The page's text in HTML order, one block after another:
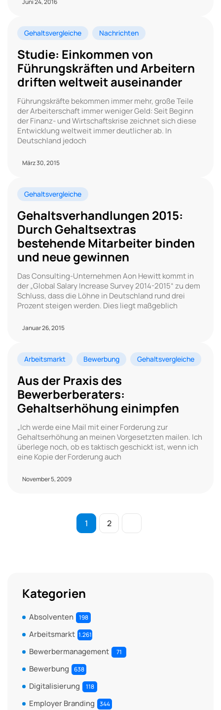
Gehaltsvergleiche Nachrichten
Studie: Einkommen von
Führungskräften und Arbeitern
driften weltweit auseinander
Führungskräfte bekommen immer mehr, große Teile
der Arbeiterschaft immer weniger Geld: Seit Beginn
der Finanz- und Wirtschaftskrise zeichnet sich diese
Entwicklung weltweit immer deutlicher ab. In
Deutschland jedoch
März 30, 2015
Gehaltsvergleiche
Gehaltsverhandlungen 2015:
Durch Gehaltsextras
bestehende Mitarbeiter binden
und neue gewinnen
Das Consulting-Unternehmen Aon Hewitt kommt in
der „Global Salary Increase Survey 2014-2015“ zu dem
Schluss, dass die Löhne in Deutschland rund drei
Prozent steigen werden. Dies liegt maßgeblich
Januar 26, 2015
Arbeitsmarkt Bewerbung Gehaltsvergleiche
Aus der Praxis des
Bewerberberaters:
Gehaltserhöhung einimpfen
„Ich werde eine Mail mit einer Forderung zur
Gehaltserhöhung an meinen Vorgesetzten mailen. Ich
überlege noch, ob es taktisch geschickt ist, wenn ich
eine Kopie der Forderung auch
November 5, 2009
1 2
Kategorien
Absolventen 198
Arbeitsmarkt 1.261
Bewerbermanagement 71
Bewerbung 638
Digitalisierung 118
Employer Branding 344